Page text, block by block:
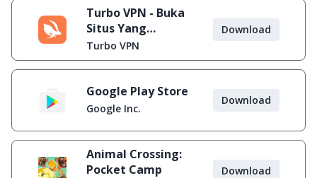
Turbo VPN - Buka
Situs Yang
Diblokir
Turbo VPN
Download
Google Play Store
Google Inc.
Download
Animal Crossing:
Pocket Camp
Download